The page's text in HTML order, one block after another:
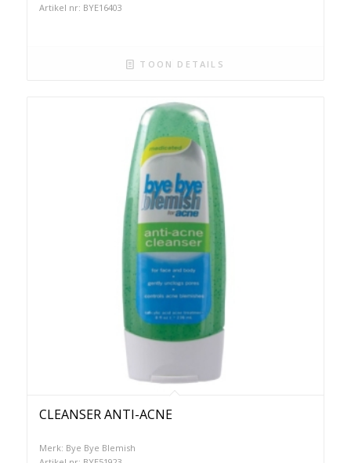
Artikel nr: BYE16403
TOON DETAILS
CLEANSER ANTI-ACNE
Merk: Bye Bye Blemish